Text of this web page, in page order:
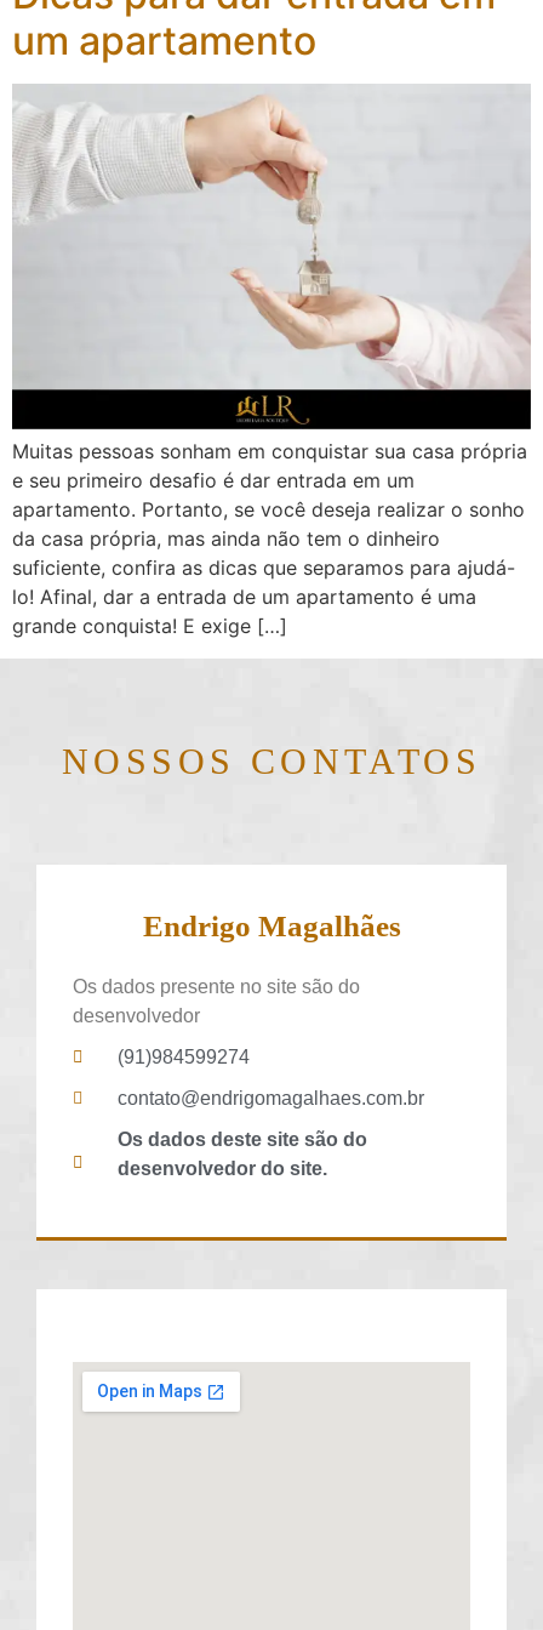
um apartamento
Muitas pessoas sonham em conquistar sua casa própria
e seu primeiro desafio é dar entrada em um
apartamento. Portanto, se você deseja realizar o sonho
da casa própria, mas ainda não tem o dinheiro
suficiente, confira as dicas que separamos para ajudá-
lo! Afinal, dar a entrada de um apartamento é uma
grande conquista! E exige […]
NOSSOS CONTATOS
Endrigo Magalhães
Os dados presente no site são do
desenvolvedor
(91)984599274
contato@endrigomagalhaes.com.br
Os dados deste site são do
desenvolvedor do site.